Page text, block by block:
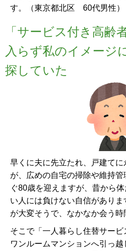
す。（東京都北区 60代男性）
「サービス付き高齢
入らず私のイメージ
探していた
早くに夫に先立たれ、戸建て
が、広めの自宅の掃除や維持
ぐ80歳を迎えますが、昔から
い人には負けない自信があり
が大変そうで、なかなか会う時
そこで「一人暮らし住替サー
ワンルームマンションへ引っ